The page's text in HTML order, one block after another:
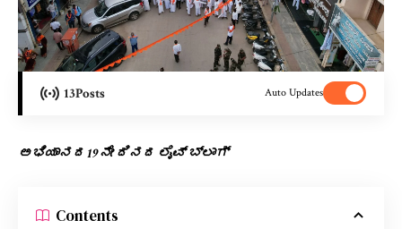
13Posts Auto Updates
ಅಭಿಯಾನದ 19ನೇ ದಿನದ ಲೈವ್ ಬ್ಲಾಗ್
Contents